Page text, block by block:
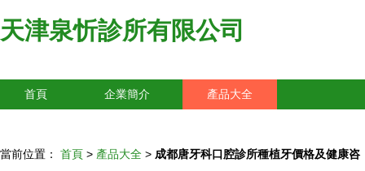
天津泉忻診所有限公司
首頁 企業簡介 產品大全
當前位置： 首頁 > 產品大全 > 成都唐牙科口腔診所種植牙價格及健康咨